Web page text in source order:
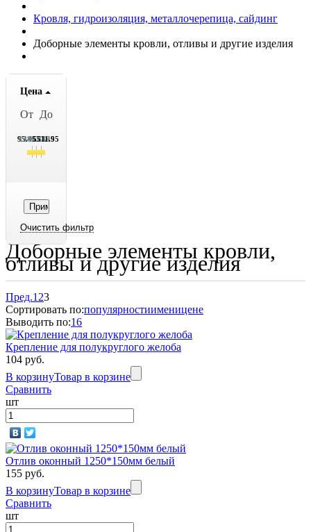
Кровля, гидроизоляция, металлочерепица, сайдинг
Доборные элементы кровли, отливы и другие изделия
Цена
От До
95.45
1449.45
2803.45
4157.45
5511.95
Доборные элементы кровли,
отливы и другие изделия
Пред.1 23
Сортировать по:популярностиименицене
Выводить по:16
Крепление для полукруглого желоба
104 руб.
В корзинуТовар в корзине
Сравнить
шт
Отлив оконный 1250*150мм белый
155 руб.
В корзинуТовар в корзине
Сравнить
шт